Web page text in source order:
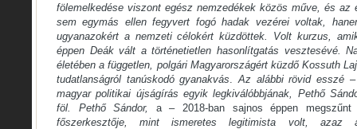
fölemelkedése viszont egész nemzedékek közös műve, és az
sem egymás ellen fegyvert fogó hadak vezérei voltak,
ugyanazokért a nemzeti célokért küzdöttek. Volt kurzus,
éppen Deák vált a történetietlen hasonlítgatás vesztesévé.
életében a független, polgári Magyarországért küzdő Kossuth
tudatlanságról tanúskodó gyanakvás.Az alábbi rövid esszé
magyar politikai újságírás egyik legkiválóbbjának, Pethő
föl. Pethő Sándor, a – 2018-ban sajnos éppen
főszerkesztője, mint ismeretes legitimista volt, azaz a